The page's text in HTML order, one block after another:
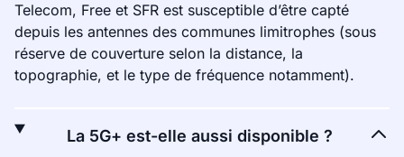
Telecom, Free et SFR est susceptible d’être capté
depuis les antennes des communes limitrophes (sous
réserve de couverture selon la distance, la
topographie, et le type de fréquence notamment).
La 5G+ est-elle aussi disponible ?